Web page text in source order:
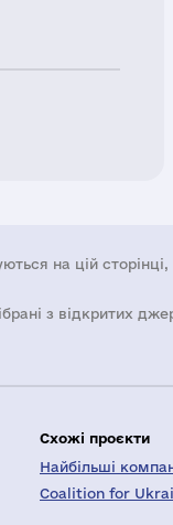
на цій
з відкритих
Схожі проєкти
Найбільші
Coalition for